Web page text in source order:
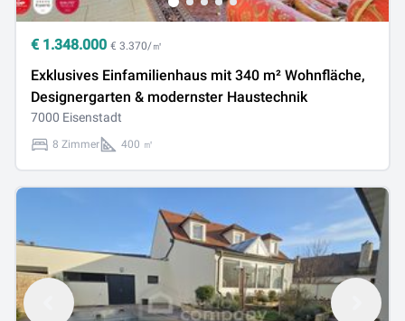
€ 1.348.000 € 3.370/㎡
Exklusives Einfamilienhaus mit 340 m² Wohnfläche,
Designergarten & modernster Haustechnik
7000 Eisenstadt
8 Zimmer 400 ㎡